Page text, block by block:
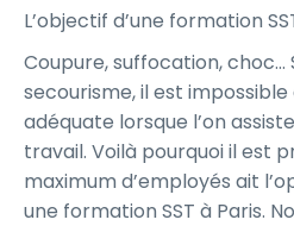
L’objectif d’une formation
Coupure, suffocation, choc…
secourisme, il est
adéquate lorsque l’on
travail. Voilà pourquoi il est
maximum d’employés ait
une formation SST à Paris.